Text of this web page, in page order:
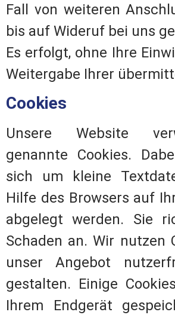
Fall von weiteren
bis auf Wideruf bei uns
Es erfolgt, ohne Ihre
Weitergabe Ihrer
Cookies
Unsere Website
genannte Cookies.
sich um kleine
Hilfe des Browsers auf
abgelegt werden. Sie
Schaden an. Wir nutzen
unser Angebot
gestalten. Einige
Ihrem Endgerät